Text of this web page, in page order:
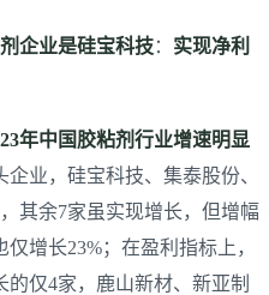
企业是硅宝科技： 实现净利
年中国胶粘剂行业增速明显
企业，硅宝科技、集泰股份、
其余7家虽实现增长，但增幅
增长23%；在盈利指标上，
仅4家，鹿山新材、新亚制